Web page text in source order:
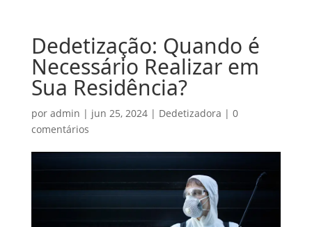
Dedetização: Quando é
Necessário Realizar em
Sua Residência?
por admin | jun 25, 2024| Dedetizadora | 0
comentários